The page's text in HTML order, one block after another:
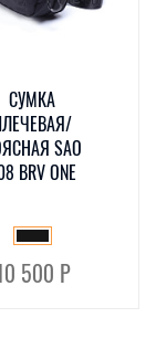
СУМКА
SAO
BRV ONE
500 Р